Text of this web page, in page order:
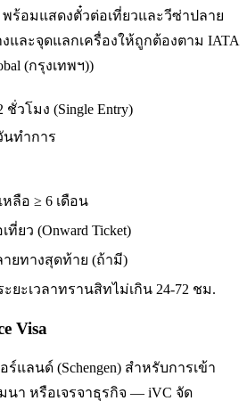
พร้อมแสดงตั๋วต่อเที่ยวและวีซ่าปลาย
และจุดแลกเครื่องให้ถูกต้องตาม IATA
(กรุงเทพฯ))
ชั่วโมง (Single Entry)
นทำการ
ลือ ≥ 6 เดือน
ที่ยว (Onward Ticket)
ยทางสุดท้าย (ถ้ามี)
ะยะเวลาทรานสิทไม่เกิน 24-72 ชม.
Visa
อร์แลนด์ (Schengen) สำหรับการเข้า
า หรือเจรจาธุรกิจ — iVC จัด